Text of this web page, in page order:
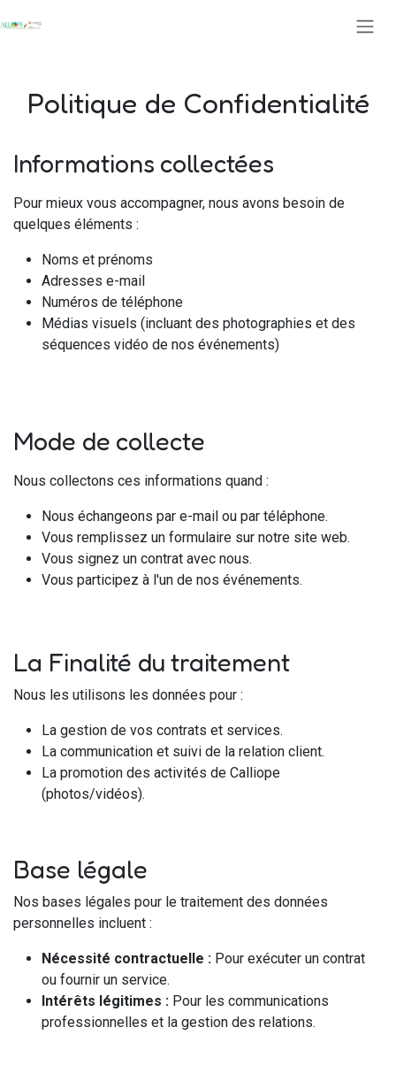
Politique de Confidentialité
Informations collectées
Pour mieux vous accompagner, nous avons besoin de
quelques éléments :
Noms et prénoms
Adresses e-mail
Numéros de téléphone
Médias visuels (incluant des photographies et des
séquences vidéo de nos événements)
Mode de collecte
Nous collectons ces informations quand :
Nous échangeons par e-mail ou par téléphone.
Vous remplissez un formulaire sur notre site web.
Vous signez un contrat avec nous.
Vous participez à l'un de nos événements.
La Finalité du traitement
Nous les utilisons les données pour :
La gestion de vos contrats et services.
La communication et suivi de la relation client.
La promotion des activités de Calliope
(photos/vidéos).
Base légale
Nos bases légales pour le traitement des données
personnelles incluent :
Nécessité contractuelle : Pour exécuter un contrat
ou fournir un service.
Intérêts légitimes : Pour les communications
professionnelles et la gestion des relations.